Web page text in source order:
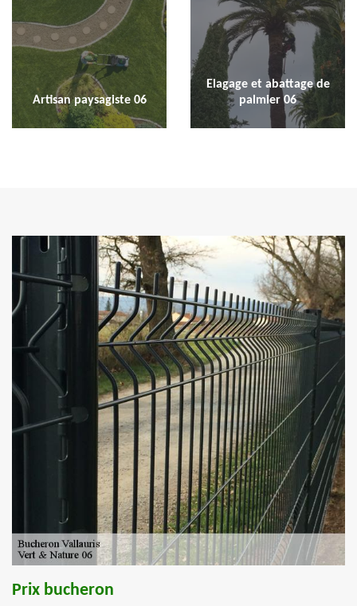
Artisan paysagiste 06
Elagage et abattage de
palmier 06
Prix bucheron